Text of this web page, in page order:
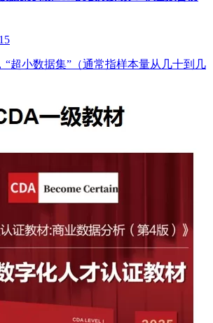
“超小数据集”（通常指样本量从几十到几